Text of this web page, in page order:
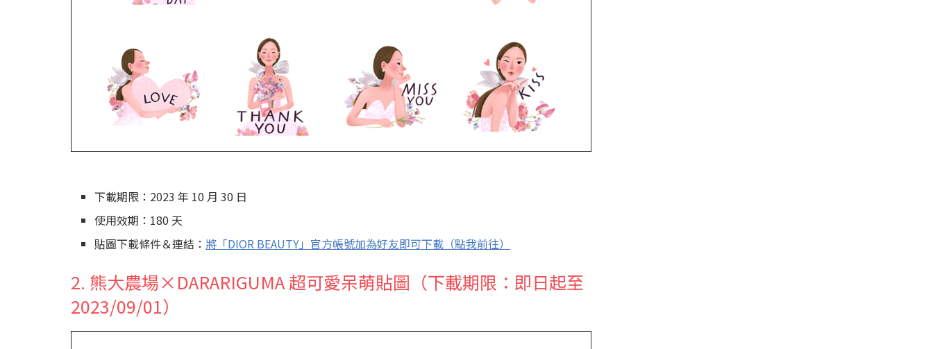
下載期限：2023 年 10 月 30 日
使用效期：180 天
貼圖下載條件＆連結： 將「DIOR BEAUTY」官方帳號加為好友即可下載（點我前往）
2. 熊大農場×DARARIGUMA 超可愛呆萌貼圖（下載期限：即日起至
2023/09/01）